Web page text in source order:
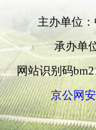
主办单位
承办单
网站识别码
京公网